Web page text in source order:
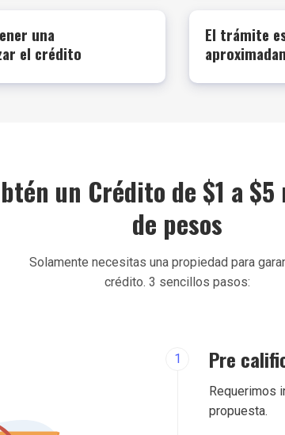
una
el crédito
El trámite
un Crédito de $1 a
de pesos
Solamente necesitas una propiedad para
crédito. 3 sencillos pasos:
1 Pre
Requerimos
propuesta.